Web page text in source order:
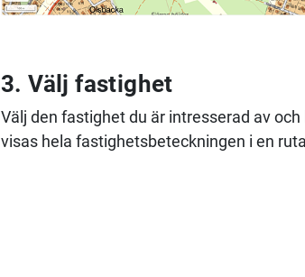
3. Välj fastighet
Välj den fastighet du är intresserad av
visas hela fastighetsbeteckningen i en